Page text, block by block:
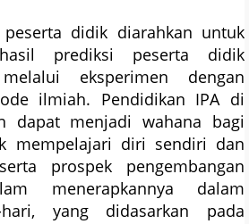
didik diarahkan untuk
hasil prediksi peserta didik
eksperimen dengan
ilmiah. Pendidikan IPA di
dapat menjadi wahana bagi
mempelajari diri sendiri dan
prospek pengembangan
menerapkannya dalam
hari, yang didasarkan pada